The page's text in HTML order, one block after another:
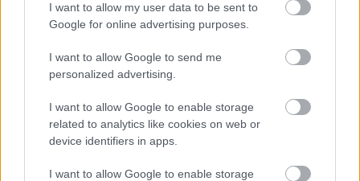
I want to allow my user data to be sent to
Google for online advertising purposes.
I want to allow Google to send me
personalized advertising.
I want to allow Google to enable storage
related to analytics like cookies on web or
device identifiers in apps.
I want to allow Google to enable storage